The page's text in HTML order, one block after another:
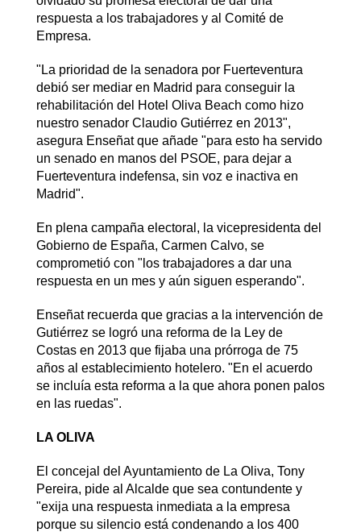
respuesta a los trabajadores y al Comité de
Empresa.
"La prioridad de la senadora por Fuerteventura
debió ser mediar en Madrid para conseguir la
rehabilitación del Hotel Oliva Beach como hizo
nuestro senador Claudio Gutiérrez en 2013",
asegura Enseñat que añade "para esto ha servido
un senado en manos del PSOE, para dejar a
Fuerteventura indefensa, sin voz e inactiva en
Madrid".
En plena campaña electoral, la vicepresidenta del
Gobierno de España, Carmen Calvo, se
comprometió con "los trabajadores a dar una
respuesta en un mes y aún siguen esperando".
Enseñat recuerda que gracias a la intervención de
Gutiérrez se logró una reforma de la Ley de
Costas en 2013 que fijaba una prórroga de 75
años al establecimiento hotelero. "En el acuerdo
se incluía esta reforma a la que ahora ponen palos
en las ruedas".
LA OLIVA
El concejal del Ayuntamiento de La Oliva, Tony
Pereira, pide al Alcalde que sea contundente y
"exija una respuesta inmediata a la empresa
porque su silencio está condenando a los 400